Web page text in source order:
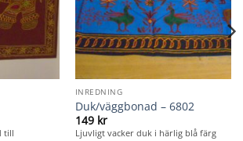
till
INREDNING
Duk/väggbonad – 6802
149 kr
Ljuvligt vacker duk i härlig blå färg